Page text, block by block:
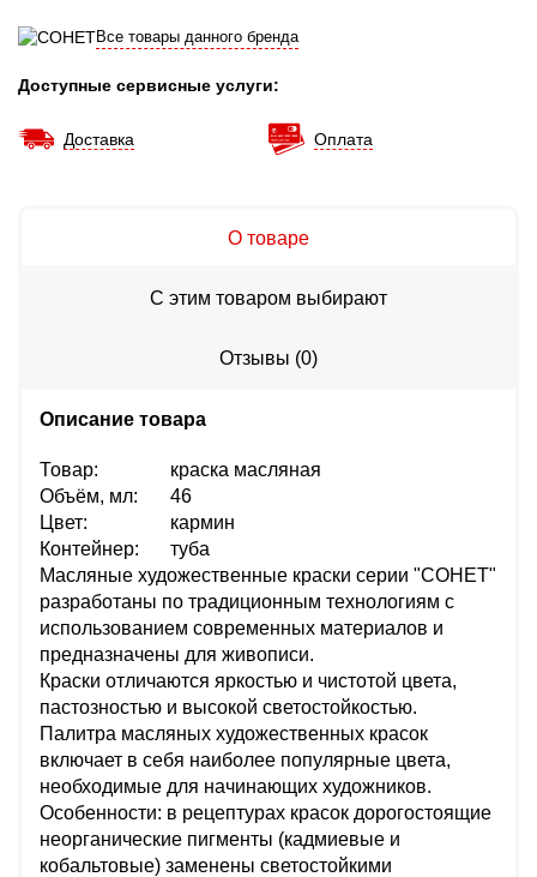
Все товары данного бренда
Доступные сервисные услуги:
Доставка Оплата
О товаре
С этим товаром выбирают
Отзывы (0)
Описание товара
Товар:
краска масляная
Объём, мл:
46
Цвет:
кармин
Контейнер:
туба
Масляные художественные краски серии "СОНЕТ"
разработаны по традиционным технологиям с
использованием современных материалов и
предназначены для живописи.
Краски отличаются яркостью и чистотой цвета,
пастозностью и высокой светостойкостью.
Палитра масляных художественных красок
включает в себя наиболее популярные цвета,
необходимые для начинающих художников.
Особенности: в рецептурах красок дорогостоящие
неорганические пигменты (кадмиевые и
кобальтовые) заменены светостойкими